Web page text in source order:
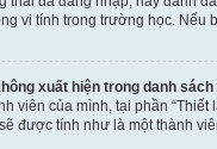
vi tính trong trường học.
xuất hiện trong danh
viên của mình, tại phần “Thiết
được tính như là một thành